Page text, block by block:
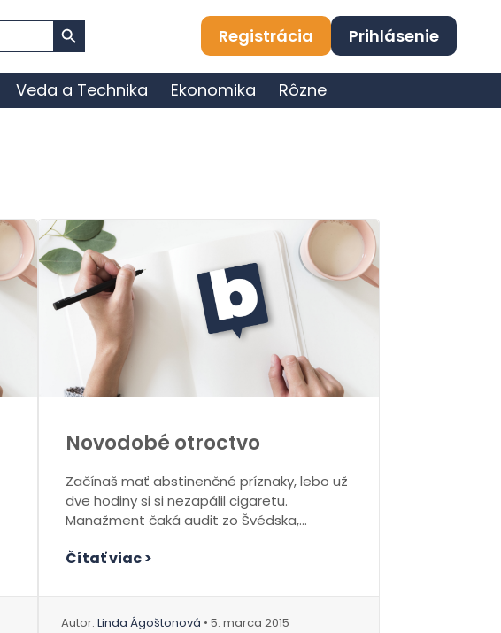
Search Button
Registrácia Prihlásenie
Veda a Technika Ekonomika Rôzne
Novodobé otroctvo
Začínaš mať abstinenčné príznaky, lebo už
dve hodiny si si nezapálil cigaretu.
Manažment čaká audit zo Švédska,
Čítať viac >
Autor:Linda Ágoštonová • 5. marca 2015